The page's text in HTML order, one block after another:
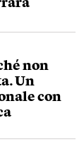
non
Un
con